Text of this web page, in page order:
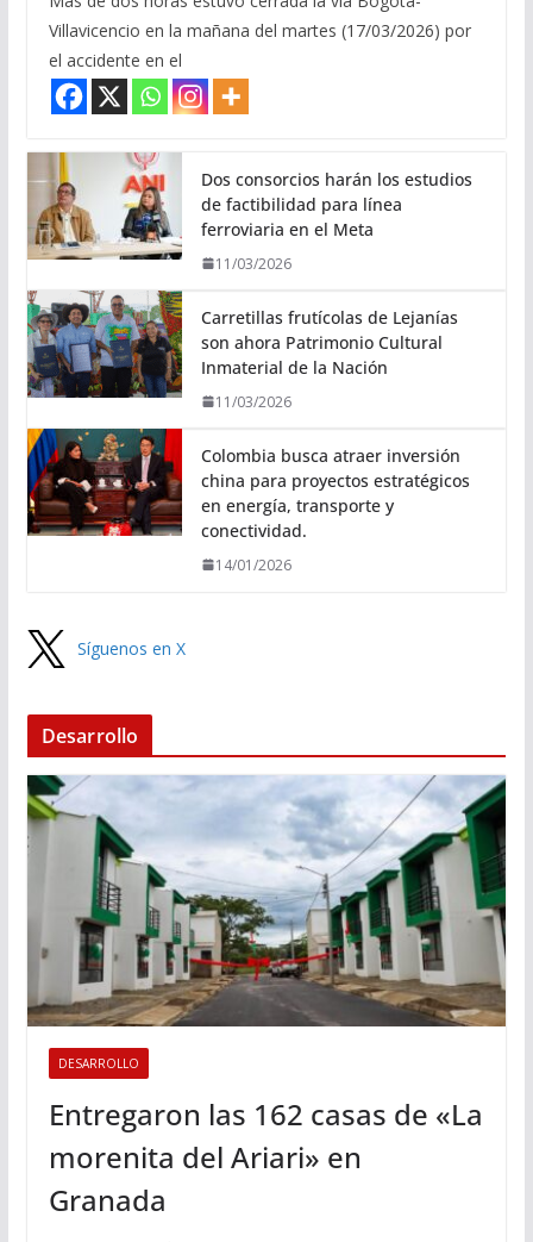
Villavicencio en la mañana del martes (17/03/2026) por
el accidente en el
Dos consorcios harán los estudios
de factibilidad para línea
ferroviaria en el Meta
11/03/2026
Carretillas frutícolas de Lejanías
son ahora Patrimonio Cultural
Inmaterial de la Nación
11/03/2026
Colombia busca atraer inversión
china para proyectos estratégicos
en energía, transporte y
conectividad.
14/01/2026
Síguenos en X
Desarrollo
DESARROLLO
Entregaron las 162 casas de «La
morenita del Ariari» en
Granada